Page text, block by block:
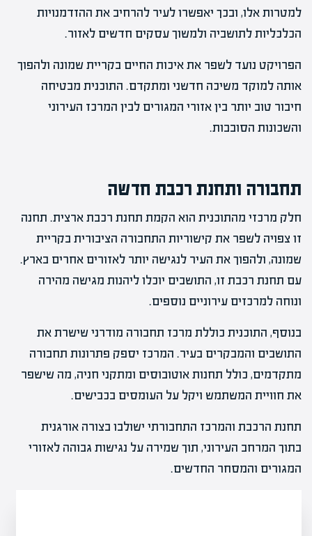
למטרות אלו, ובכך יאפשרו לעיר להרחיב את ההזדמנויות
הכלכליות לתושביה ולמשוך עסקים חדשים לאזור.
הפרויקט נועד לשפר את איכות החיים בקריית שמונה ולהפוך
אותה למוקד משיכה חדשני ומתקדם. התוכנית מבטיחה
חיבור טוב יותר בין אזורי המגורים לבין המרכז העירוני
והשכונות הסובבות.
תחבורה ותחנת רכבת חדשה
חלק מרכזי מהתוכנית הוא הקמת תחנת רכבת ארצית. תחנה
זו צפויה לשפר את קישוריות התחבורה הציבורית בקריית
שמונה, ולהפוך את העיר לנגישה יותר לאזורים אחרים בארץ.
עם תחנת רכבת זו, התושבים יוכלו ליהנות מגישה מהירה
ונוחה למרכזים עירוניים נוספים.
בנוסף, התוכנית כוללת מרכז תחבורה מודרני שישרת את
התושבים והמבקרים בעיר. המרכז יספק פתרונות תחבורה
מתקדמים, כולל תחנות אוטובוסים ומתקני חניה, מה שישפר
את חוויית המשתמש ויקל על העומסים בכבישים.
תחנת הרכבת והמרכז התחבורתי ישולבו בצורה אורגנית
בתוך המרחב העירוני, תוך שמירה על נגישות גבוהה לאזורי
המגורים והמסחר החדשים.